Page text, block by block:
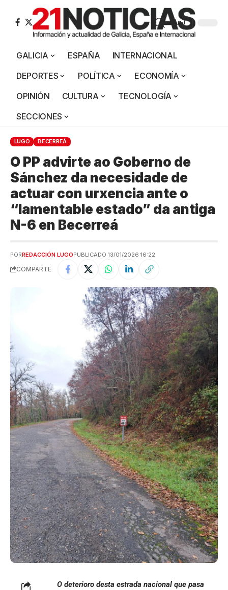
Aa
GALICIA ESPAÑA
INTERNACIONAL
DEPORTES
POLÍTICA
ECONOMÍA
OPINIÓN
CULTURA
TECNOLOGÍA
SECCIONES
LUGO BECERREÁ
O PP advirte ao Goberno de
Sánchez da necesidade de
actuar con urxencia ante o
“lamentable estado” da antiga
N-6 en Becerreá
PORREDACCIÓN LUGOPUBLICADO 13/01/2026 16:22
COMPARTE
O deterioro desta estrada nacional que pasa